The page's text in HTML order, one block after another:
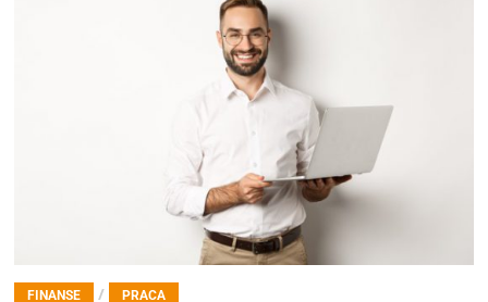
FINANSE / PRACA